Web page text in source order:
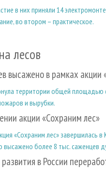
в них приняли 14
во втором – практическое.
лесов
высажено в рамках
территории общей
и вырубки.
акции «Сохраним лес»
«Сохраним лес» завершилась
более 8 тыс. саженцев
в России